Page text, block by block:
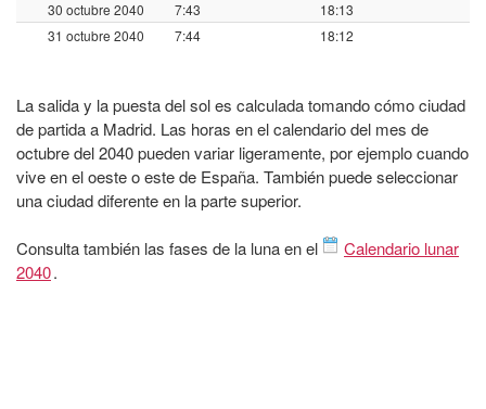
30 octubre 2040
7:43
18:13
31 octubre 2040
7:44 18:12
La salida y la puesta del sol es calculada tomando cómo ciudad
de partida a Madrid. Las horas en el calendario del mes de
octubre del 2040 pueden variar ligeramente, por ejemplo cuando
vive en el oeste o este de España. También puede seleccionar
una ciudad diferente en la parte superior.
Consulta también las fases de la luna en el
Calendario lunar
2040.